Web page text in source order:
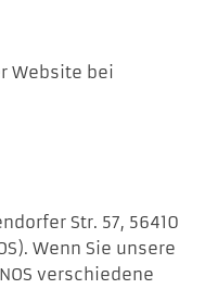
Website bei
Str. 57, 56410
Wenn Sie unsere
verschiedene